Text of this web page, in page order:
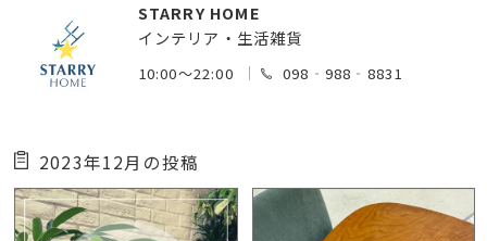
STARRY HOME
インテリア・生活雑貨
10:00～22:00 098‐988‐8831
2023年12月の投稿